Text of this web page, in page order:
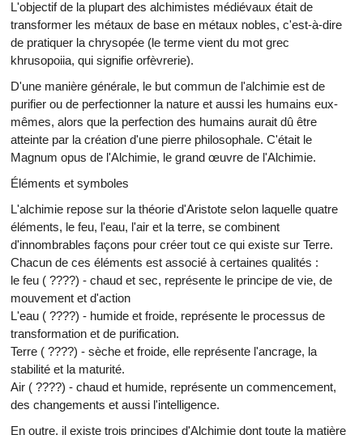
L'objectif de la plupart des alchimistes médiévaux était de
transformer les métaux de base en métaux nobles, c'est-à-dire
de pratiquer la chrysopée (le terme vient du mot grec
khrusopoiia, qui signifie orfèvrerie).
D'une manière générale, le but commun de l'alchimie est de
purifier ou de perfectionner la nature et aussi les humains eux-
mêmes, alors que la perfection des humains aurait dû être
atteinte par la création d'une pierre philosophale. C'était le
Magnum opus de l'Alchimie, le grand œuvre de l'Alchimie.
Éléments et symboles
L'alchimie repose sur la théorie d'Aristote selon laquelle quatre
éléments, le feu, l'eau, l'air et la terre, se combinent
d'innombrables façons pour créer tout ce qui existe sur Terre.
Chacun de ces éléments est associé à certaines qualités :
le feu ( ????) - chaud et sec, représente le principe de vie, de
mouvement et d'action
L'eau ( ????) - humide et froide, représente le processus de
transformation et de purification.
Terre ( ????) - sèche et froide, elle représente l'ancrage, la
stabilité et la maturité.
Air ( ????) - chaud et humide, représente un commencement,
des changements et aussi l'intelligence.
En outre, il existe trois principes d'Alchimie dont toute la matière